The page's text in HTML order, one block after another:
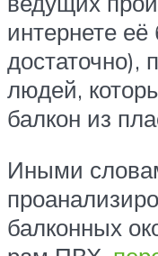
интернете
достаточно),
людей,
балкон из
Иными
балконных